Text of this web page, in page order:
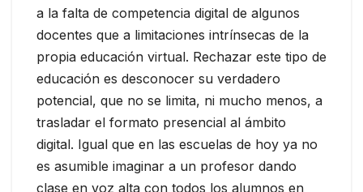
a la falta de competencia digital de algunos
docentes que a limitaciones intrínsecas de la
propia educación virtual. Rechazar este tipo de
educación es desconocer su verdadero
potencial, que no se limita, ni mucho menos, a
trasladar el formato presencial al ámbito
digital. Igual que en las escuelas de hoy ya no
es asumible imaginar a un profesor dando
clase en voz alta con todos los alumnos en